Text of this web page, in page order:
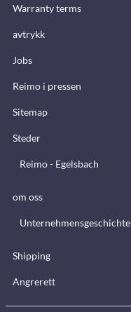
Warranty terms
avtrykk
Jobs
Reimo i pressen
Sitemap
Steder
Reimo - Egelsbach
om oss
Unternehmensgeschichte
Shipping
Angrerett